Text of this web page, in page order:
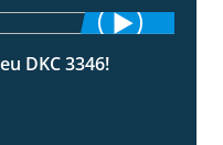
1:38
DKC 3346!